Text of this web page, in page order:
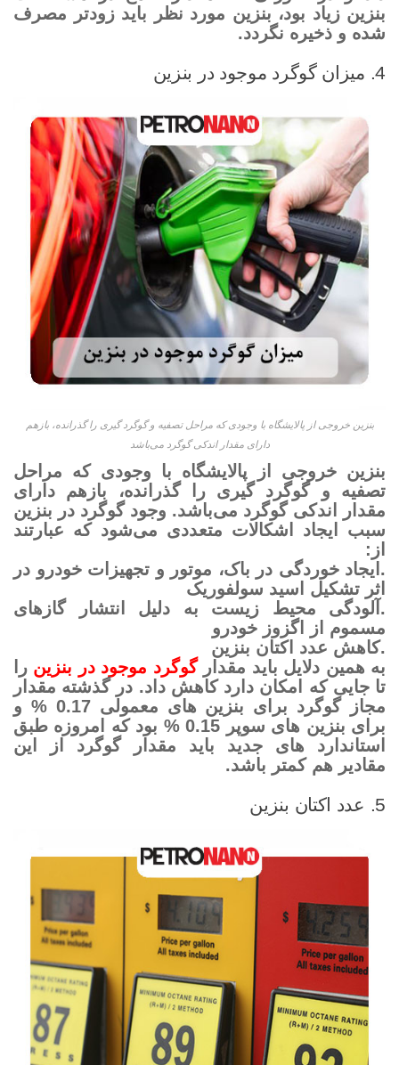
بنزین زیاد بود، بنزین مورد نظر باید زودتر مصرف
شده و ذخیره نگردد.
4. میزان گوگرد موجود در بنزین
بنزین خروجی از پالایشگاه با وجودی که مراحل تصفیه و گوگرد گیری را گذرانده، بازهم
دارای مقدار اندکی گوگرد می‌­باشد
بنزین خروجی از پالایشگاه با وجودی که مراحل
تصفیه و گوگرد گیری را گذرانده، بازهم دارای
مقدار اندکی گوگرد می‌­باشد. وجود گوگرد در بنزین
سبب ایجاد اشکالات متعددی می‌­شود که عبارتند
از:
.ایجاد خوردگی در باک، موتور و تجهیزات خودرو در
اثر تشکیل اسید سولفوریک
.آلودگی محیط زیست به دلیل انتشار گازهای
مسموم از اگزوز خودرو
.کاهش عدد اکتان بنزین
به همین دلایل باید مقدارگوگرد موجود در بنزین را
تا جایی که امکان دارد کاهش داد. در گذشته مقدار
مجاز گوگرد برای بنزین های معمولی 0.17 % و
برای بنزین های سوپر 0.15 % بود که امروزه طبق
استاندارد های جدید باید مقدار گوگرد از این
مقادیر هم کمتر باشد.
5. عدد اکتان بنزین